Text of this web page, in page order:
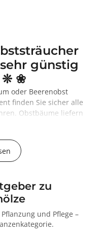
günstig
❊ ❀
oder Beerenobst
finden Sie sicher alle
Obstbäume liefern
Kontraste.
langsam - es bereitet
ist äußerst
Sie neukultivierte,
und
zu
und Pflege –